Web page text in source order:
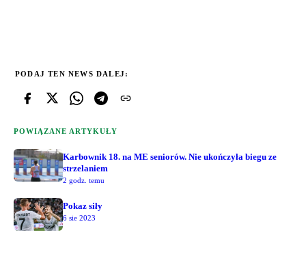
PODAJ TEN NEWS DALEJ:
POWIĄZANE ARTYKUŁY
Karbownik 18. na ME seniorów. Nie ukończyła biegu ze
strzelaniem
2 godz. temu
Pokaz siły
6 sie 2023